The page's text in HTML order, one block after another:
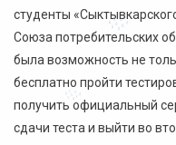
студенты
Союза потребительских
была возможность не
бесплатно пройти
получить официальный
сдачи теста и выйти во